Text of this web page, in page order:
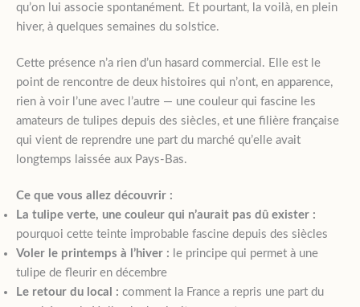
qu’on lui associe spontanément. Et pourtant, la voilà, en plein
hiver, à quelques semaines du solstice.
Cette présence n’a rien d’un hasard commercial. Elle est le
point de rencontre de deux histoires qui n’ont, en apparence,
rien à voir l’une avec l’autre — une couleur qui fascine les
amateurs de tulipes depuis des siècles, et une filière française
qui vient de reprendre une part du marché qu’elle avait
longtemps laissée aux Pays-Bas.
Ce que vous allez découvrir :
La tulipe verte, une couleur qui n’aurait pas dû exister :
pourquoi cette teinte improbable fascine depuis des siècles
Voler le printemps à l’hiver : le principe qui permet à une
tulipe de fleurir en décembre
Le retour du local : comment la France a repris une part du